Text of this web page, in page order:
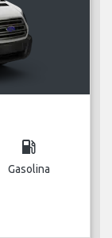
local_gas_station
Gasolina